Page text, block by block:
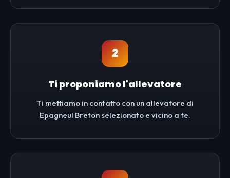
2
Ti proponiamo l'allevatore
Ti mettiamo in contatto con un allevatore di
Epagneul Breton selezionato e vicino a te.